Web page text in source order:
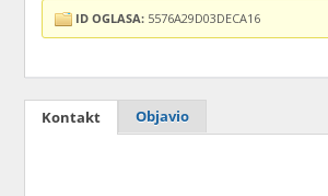
ID OGLASA: 5576A29D03DECA16
Kontakt Objavio